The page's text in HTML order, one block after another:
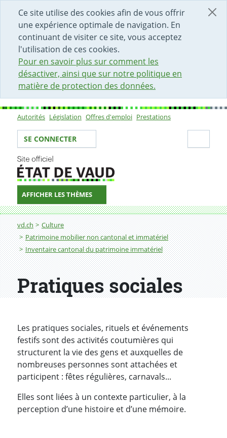
Ce site utilise des cookies afin de vous offrir
une expérience optimale de navigation. En
continuant de visiter ce site, vous acceptez
l'utilisation de ces cookies.
Pour en savoir plus sur comment les
désactiver, ainsi que sur notre politique en
matière de protection des données.
DÉBUT DU CONTENU DE LA PAGE
ACCÈS AU CHAMP DE RECHERCHE
PAGE D'ACCUEIL
FORMULAIRE DE CONTACT
Sous-navigation
Autorités Législation Offres d'emploi Prestations
Votre identité
SE CONNECTER
AFFICHER LES THÈMES
Fil d'Ariane
vd.ch
Culture
Patrimoine mobilier non cantonal et immatériel
Inventaire cantonal du patrimoine immatériel
Pratiques sociales
Pratiques sociales
Les pratiques sociales, rituels et événements
festifs sont des activités coutumières qui
structurent la vie des gens et auxquelles de
nombreuses personnes sont attachées et
participent : fêtes régulières, carnavals...
Elles sont liées à un contexte particulier, à la
perception d’une histoire et d’une mémoire.